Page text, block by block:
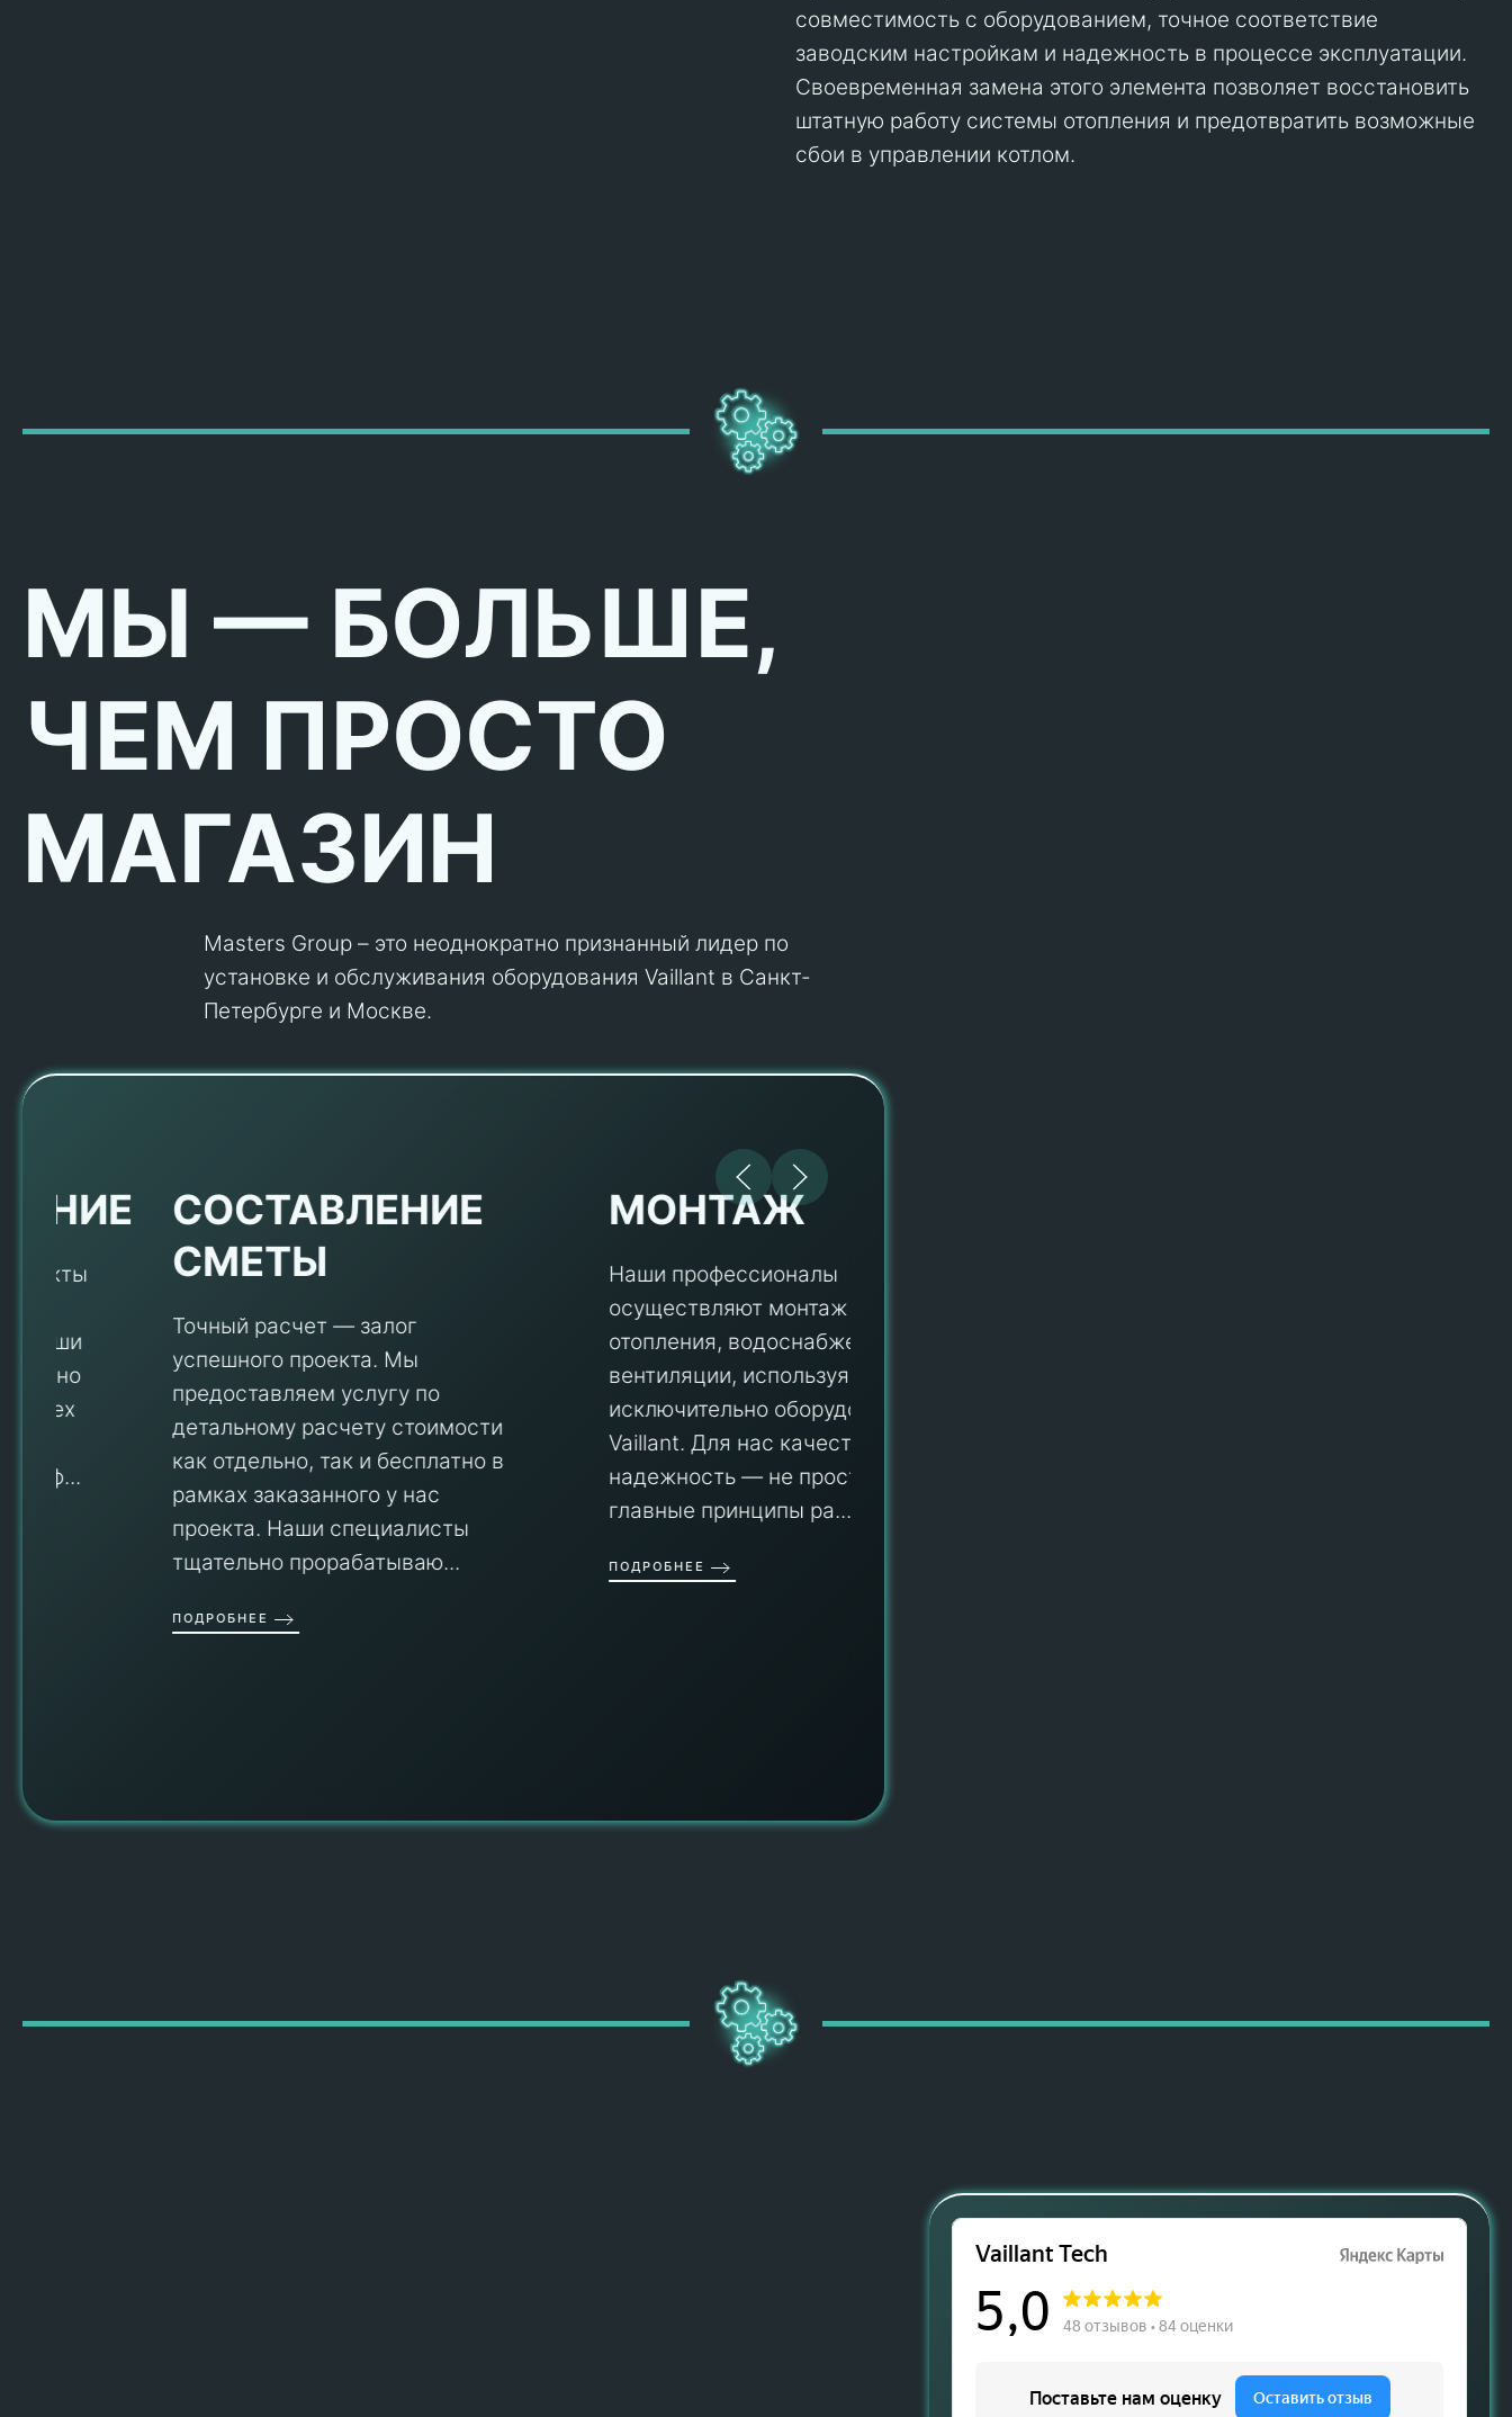
совместимость с оборудованием, точное соответствие
заводским настройкам и надежность в процессе эксплуатации.
Своевременная замена этого элемента позволяет восстановить
штатную работу системы отопления и предотвратить возможные
сбои в управлении котлом.
МЫ — БОЛЬШЕ,
ЧЕМ ПРОСТО
МАГАЗИН
Masters Group – это неоднократно признанный лидер по
установке и обслуживания оборудования Vaillant в Санкт-
Петербурге и Москве.
СОСТАВЛЕНИЕ
СМЕТЫ
Точный расчет — залог
успешного проекта. Мы
предоставляем услугу по
детальному расчету стоимости
как отдельно, так и бесплатно в
рамках заказанного у нас
проекта. Наши специалисты
тщательно прорабатываю...
МОНТАЖ
Наши профессионалы
осуществляют монтаж систем
отопления, водоснабжения и
вентиляции, используя
исключительно оборудование
Vaillant. Для нас качество и
надежность — не просто слова, а
главные принципы ра...